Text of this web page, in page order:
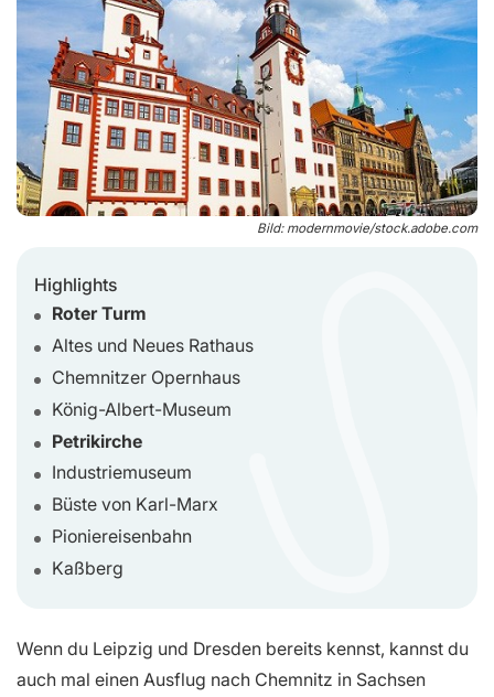
Bild: modernmovie/stock.adobe.com
Highlights
Roter Turm
Altes und Neues Rathaus
Chemnitzer Opernhaus
König-Albert-Museum
Petrikirche
Industriemuseum
Büste von Karl-Marx
Pioniereisenbahn
Kaßberg
Wenn du Leipzig und Dresden bereits kennst, kannst du
auch mal einen Ausflug nach Chemnitz in Sachsen